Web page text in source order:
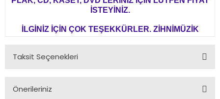
İSTEYİNİZ.
İLGİNİZ İÇİN ÇOK TEŞEKKÜRLER. ZİHNİMÜZİK
Taksit Seçenekleri
Önerileriniz